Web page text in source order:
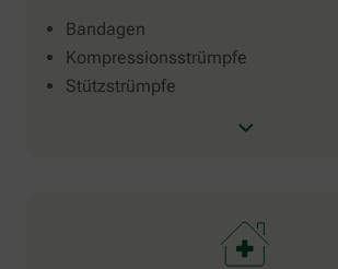
Bandagen
Kompressionsstrümpfe
Stützstrümpfe